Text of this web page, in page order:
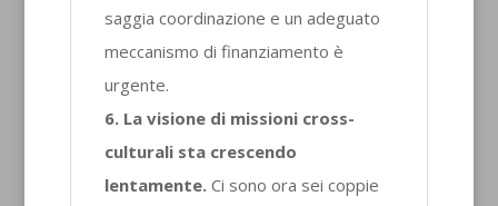
saggia coordinazione e un adeguato
meccanismo di finanziamento è
urgente.
6. La visione di missioni cross-
culturali sta crescendo
lentamente.Ci sono ora sei coppie